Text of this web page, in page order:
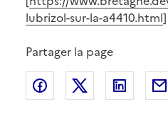
lubrizol-sur-la-a4410.html]
Partager la page
Partager sur Facebook
Partager sur X